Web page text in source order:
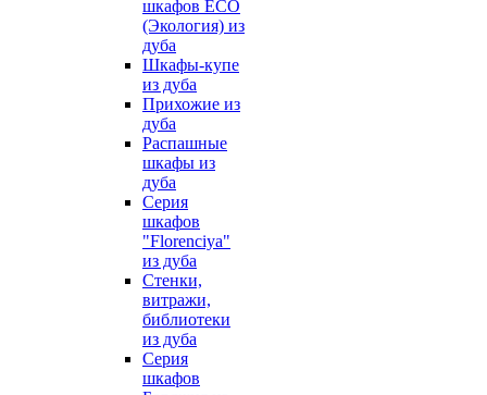
шкафов ECO
(Экология) из
дуба
Шкафы-купе
из дуба
Прихожие из
дуба
Распашные
шкафы из
дуба
Серия
шкафов
"Florenciya"
из дуба
Стенки,
витражи,
библиотеки
из дуба
Серия
шкафов